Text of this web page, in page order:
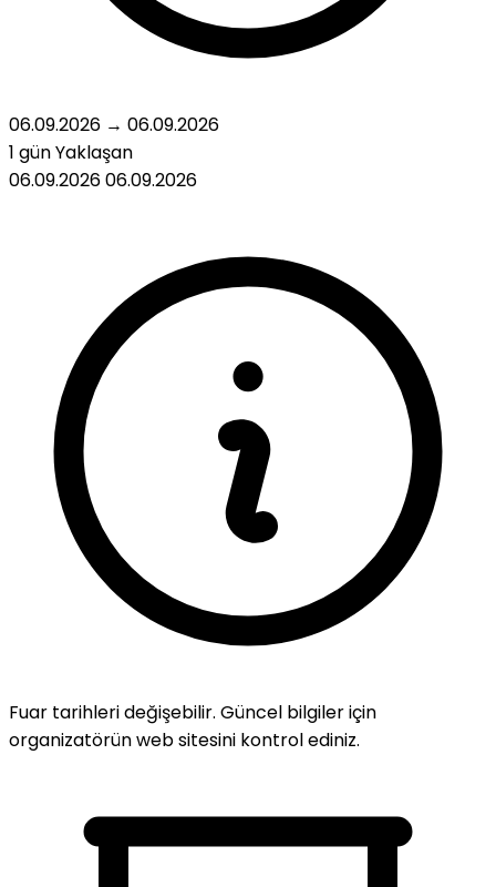
06.09.2026 → 06.09.2026
1 günYaklaşan
06.09.202606.09.2026
Fuar tarihleri değişebilir. Güncel bilgiler için
organizatörün web sitesini kontrol ediniz.